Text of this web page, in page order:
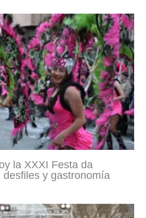
la XXXI Festa da
y gastronomía